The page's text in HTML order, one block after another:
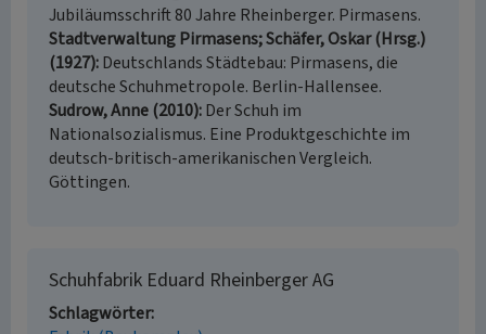
Jubiläumsschrift 80 Jahre Rheinberger. Pirmasens.
Stadtverwaltung Pirmasens; Schäfer, Oskar (Hrsg.)
(1927) Deutschlands Städtebau: Pirmasens, die
deutsche Schuhmetropole. Berlin-Hallensee.
Sudrow, Anne (2010) Der Schuh im
Nationalsozialismus. Eine Produktgeschichte im
deutsch-britisch-amerikanischen Vergleich.
Göttingen.
Schuhfabrik Eduard Rheinberger AG
Schlagwörter